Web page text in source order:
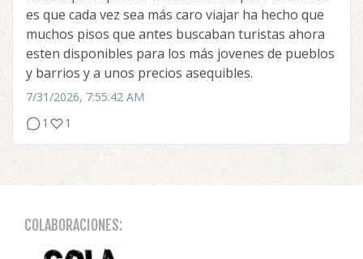
es que cada vez sea más caro viajar ha hecho que
muchos pisos que antes buscaban turistas ahora
esten disponibles para los más jovenes de pueblos
y barrios y a unos precios asequibles.
7/31/2026, 7:55:42 AM
1
1
COLABORACIONES: